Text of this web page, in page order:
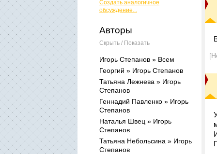
Создать аналогичное
обсуждение...
Авторы
Скрыть / Показать
Игорь Степанов » Всем
Георгий » Игорь Степанов
Татьяна Лежнева » Игорь
Степанов
Геннадий Павленко » Игорь
Степанов
Наталья Швец » Игорь
Степанов
Татьяна Небольсина » Игорь
Степанов